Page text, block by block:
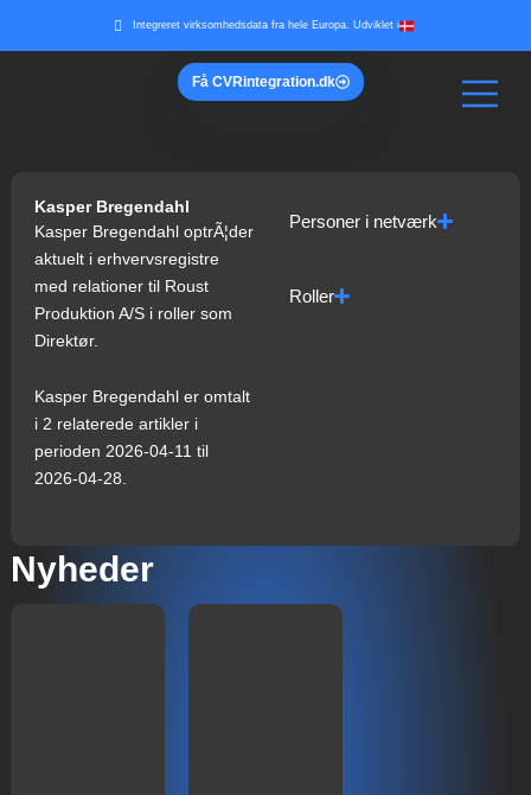
Integreret virksomhedsdata fra hele Europa. Udviklet i
Få CVRintegration.dk
Kasper Bregendahl
Kasper Bregendahl optrÃ¦der
aktuelt i erhvervsregistre
med relationer til Roust
Produktion A/S i roller som
Direktør.
Kasper Bregendahl er omtalt
i 2 relaterede artikler i
perioden 2026-04-11 til
2026-04-28.
Personer i netværk
Roller
Nyheder